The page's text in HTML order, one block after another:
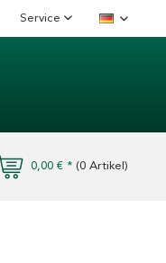
Service Deutsch
0,00 € * (0 Artikel)